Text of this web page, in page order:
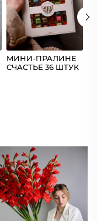
МИНИ-ПРАЛИНЕ
СЧАСТЬЕ 36 ШТУК